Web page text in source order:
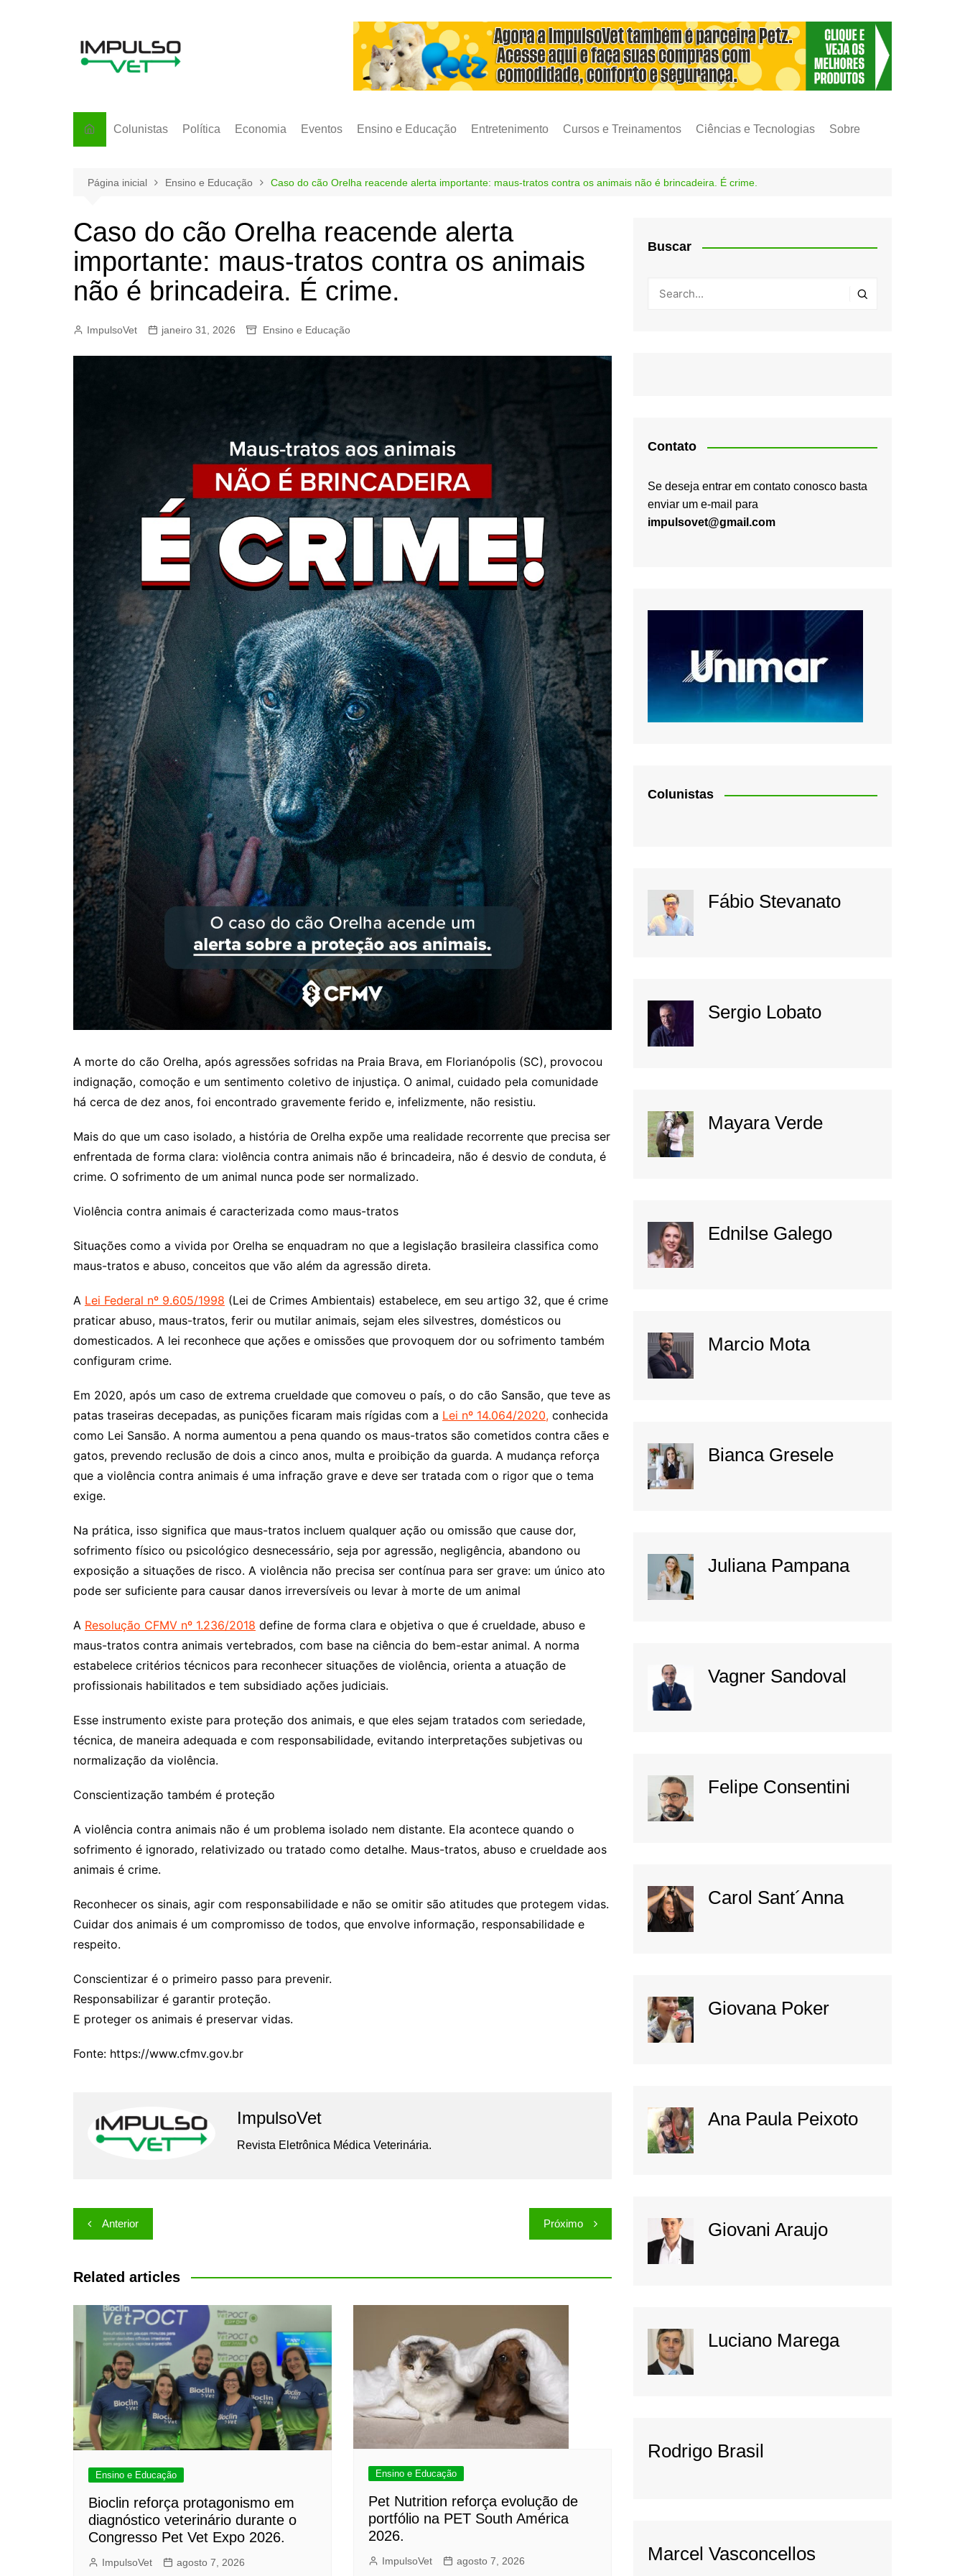
Colunistas Política Economia Eventos Ensino e Educação Entretenimento Cursos e Treinamentos Ciências e Tecnologias Sobre
Página inicial Ensino e Educação Caso do cão Orelha reacende alerta importante: maus-tratos contra os animais não é brincadeira. É crime.
Caso do cão Orelha reacende alerta
importante: maus-tratos contra os animais
não é brincadeira. É crime.
ImpulsoVet janeiro 31, 2026 Ensino e Educação
A morte do cão Orelha, após agressões sofridas na Praia Brava, em Florianópolis (SC), provocou
indignação, comoção e um sentimento coletivo de injustiça. O animal, cuidado pela comunidade
há cerca de dez anos, foi encontrado gravemente ferido e, infelizmente, não resistiu.
Mais do que um caso isolado, a história de Orelha expõe uma realidade recorrente que precisa ser
enfrentada de forma clara: violência contra animais não é brincadeira, não é desvio de conduta, é
crime. O sofrimento de um animal nunca pode ser normalizado.
Violência contra animais é caracterizada como maus-tratos
Situações como a vivida por Orelha se enquadram no que a legislação brasileira classifica como
maus-tratos e abuso, conceitos que vão além da agressão direta.
A Lei Federal nº 9.605/1998 (Lei de Crimes Ambientais) estabelece, em seu artigo 32, que é crime
praticar abuso, maus-tratos, ferir ou mutilar animais, sejam eles silvestres, domésticos ou
domesticados. A lei reconhece que ações e omissões que provoquem dor ou sofrimento também
configuram crime.
Em 2020, após um caso de extrema crueldade que comoveu o país, o do cão Sansão, que teve as
patas traseiras decepadas, as punições ficaram mais rígidas com a Lei nº 14.064/2020, conhecida
como Lei Sansão. A norma aumentou a pena quando os maus-tratos são cometidos contra cães e
gatos, prevendo reclusão de dois a cinco anos, multa e proibição da guarda. A mudança reforça
que a violência contra animais é uma infração grave e deve ser tratada com o rigor que o tema
exige.
Na prática, isso significa que maus-tratos incluem qualquer ação ou omissão que cause dor,
sofrimento físico ou psicológico desnecessário, seja por agressão, negligência, abandono ou
exposição a situações de risco. A violência não precisa ser contínua para ser grave: um único ato
pode ser suficiente para causar danos irreversíveis ou levar à morte de um animal
A Resolução CFMV nº 1.236/2018 define de forma clara e objetiva o que é crueldade, abuso e
maus-tratos contra animais vertebrados, com base na ciência do bem-estar animal. A norma
estabelece critérios técnicos para reconhecer situações de violência, orienta a atuação de
profissionais habilitados e tem subsidiado ações judiciais.
Esse instrumento existe para proteção dos animais, e que eles sejam tratados com seriedade,
técnica, de maneira adequada e com responsabilidade, evitando interpretações subjetivas ou
normalização da violência.
Conscientização também é proteção
A violência contra animais não é um problema isolado nem distante. Ela acontece quando o
sofrimento é ignorado, relativizado ou tratado como detalhe. Maus-tratos, abuso e crueldade aos
animais é crime.
Reconhecer os sinais, agir com responsabilidade e não se omitir são atitudes que protegem vidas.
Cuidar dos animais é um compromisso de todos, que envolve informação, responsabilidade e
respeito.
Conscientizar é o primeiro passo para prevenir.
Responsabilizar é garantir proteção.
E proteger os animais é preservar vidas.
Fonte: https://www.cfmv.gov.br
ImpulsoVet
Revista Eletrônica Médica Veterinária.
Navegação
de
Post
Anterior Próximo
Related articles
Ensino e Educação
Bioclin reforça protagonismo em
diagnóstico veterinário durante o
Congresso Pet Vet Expo 2026.
ImpulsoVet agosto 7, 2026
Ensino e Educação
Pet Nutrition reforça evolução de
portfólio na PET South América
2026.
ImpulsoVet agosto 7, 2026
Buscar
Contato
Se deseja entrar em contato conosco basta
enviar um e-mail para
impulsovet@gmail.com
Colunistas
Fábio Stevanato
Sergio Lobato
Mayara Verde
Ednilse Galego
Marcio Mota
Bianca Gresele
Juliana Pampana
Vagner Sandoval
Felipe Consentini
Carol Sant´Anna
Giovana Poker
Ana Paula Peixoto
Giovani Araujo
Luciano Marega
Rodrigo Brasil
Marcel Vasconcellos